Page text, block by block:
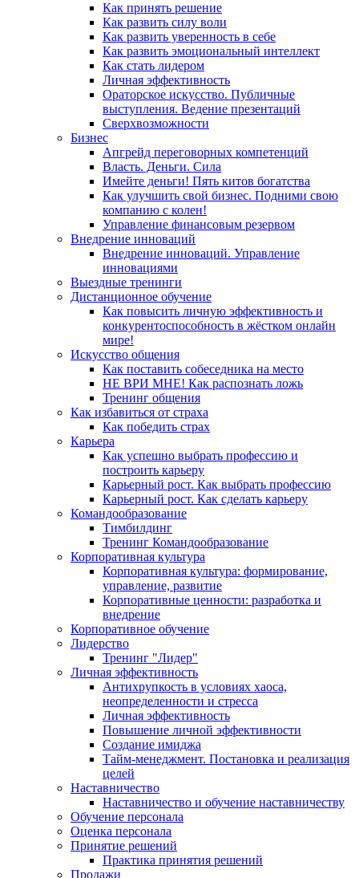
Как принять решение
Как развить силу воли
Как развить уверенность в себе
Как развить эмоциональный интеллект
Как стать лидером
Личная эффективность
Ораторское искусство. Публичные
выступления. Ведение презентаций
Сверхвозможности
Бизнес
Апгрейд переговорных компетенций
Власть. Деньги. Сила
Имейте деньги! Пять китов богатства
Как улучшить свой бизнес. Подними свою
компанию с колен!
Управление финансовым резервом
Внедрение инноваций
Внедрение инноваций. Управление
инновациями
Выездные тренинги
Дистанционное обучение
Как повысить личную эффективность и
конкурентоспособность в жёстком онлайн
мире!
Искусство общения
Как поставить собеседника на место
НЕ ВРИ МНЕ! Как распознать ложь
Тренинг общения
Как избавиться от страха
Как победить страх
Карьера
Как успешно выбрать профессию и
построить карьеру
Карьерный рост. Как выбрать профессию
Карьерный рост. Как сделать карьеру
Командообразование
Тимбилдинг
Тренинг Командообразование
Корпоративная культура
Корпоративная культура: формирование,
управление, развитие
Корпоративные ценности: разработка и
внедрение
Корпоративное обучение
Лидерство
Тренинг "Лидер"
Личная эффективность
Антихрупкость в условиях хаоса,
неопределенности и стресса
Личная эффективность
Повышение личной эффективности
Создание имиджа
Тайм-менеджмент. Постановка и реализация
целей
Наставничество
Наставничество и обучение наставничеству
Обучение персонала
Оценка персонала
Принятие решений
Практика принятия решений
Продажи